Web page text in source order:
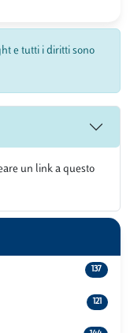
e tutti i diritti sono
un link a questo
137
121